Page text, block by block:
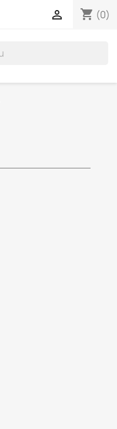
shopping_cart (0)
